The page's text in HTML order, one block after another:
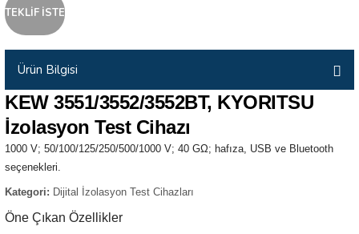
AKIM TEST CİHAZILARI
Kameralar
İSTASYONU
TEKLİF İSTE
Ürün Bilgisi
KEW 3551/3552/3552BT, KYORITSU
İzolasyon Test Cihazı
1000 V; 50/100/125/250/500/1000 V; 40 GΩ; hafıza, USB ve Bluetooth
seçenekleri.
Kategori: Dijital İzolasyon Test Cihazları
Öne Çıkan Özellikler